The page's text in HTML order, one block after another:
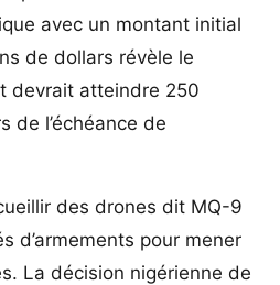
avec un montant initial
de dollars révèle le
devrait atteindre 250
de l’échéance de
des drones dit MQ-9
d’armements pour mener
La décision nigérienne de